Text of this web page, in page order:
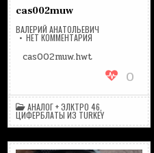
cas002muw
ВАЛЕРИЙ АНАТОЛЬЕВИЧ
НЕТ КОММЕНТАРИЯНА
cas002muw.hwt
0
АНАЛОГ + ЭЛКТРО 46
ЦИФЕРБЛАТЫ ИЗ TURKEY